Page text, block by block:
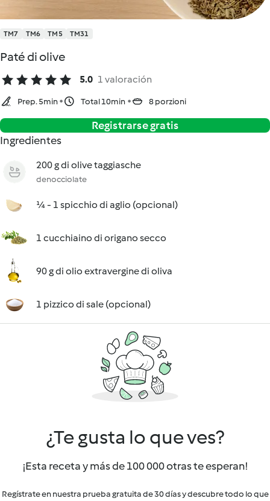
TM7 TM6 TM5 TM31
Paté di olive
5.0 1 valoración
Prep. 5min Total 10min 8 porzioni
Registrarse gratis
Ingredientes
200 g di olive taggiasche
denocciolate
¼ - 1 spicchio di aglio (opcional)
1 cucchiaino di origano secco
90 g di olio extravergine di oliva
1 pizzico di sale (opcional)
¿Te gusta lo que ves?
¡Esta receta y más de 100 000 otras te esperan!
Regístrate en nuestra prueba gratuita de 30 días y descubre todo lo que